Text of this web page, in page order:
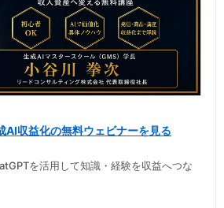
AI収益化の無料ウェビナーを見る
を活用して知識・経験を収益へつな